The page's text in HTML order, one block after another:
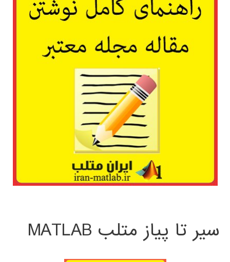
سیر تا پیاز متلب MATLAB